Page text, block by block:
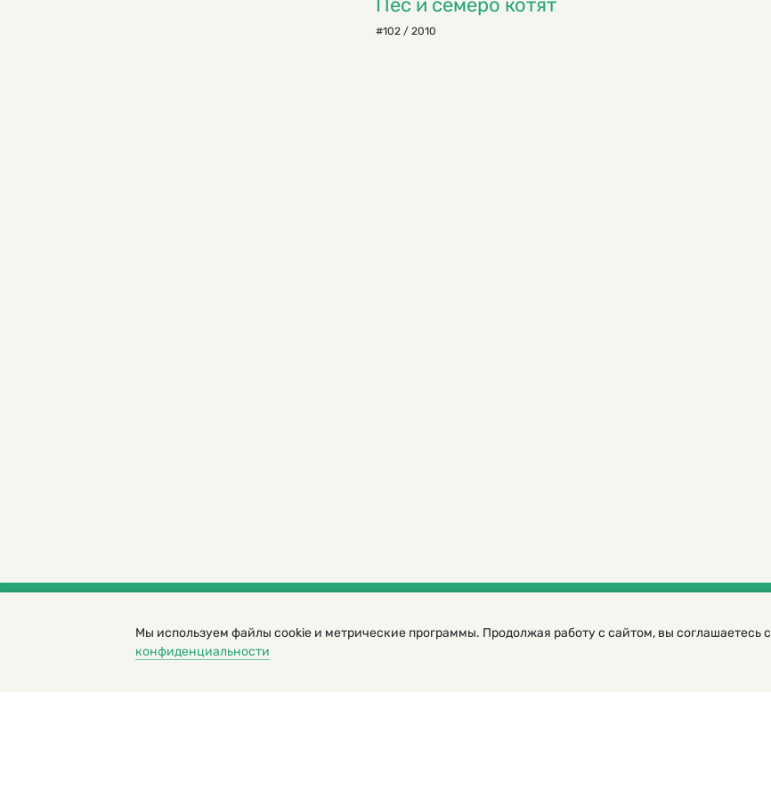
Пёс и семеро котят
#102 / 2010
© 2000 – 2026. Кукумбер. Литературный иллюстрированный журнал для детей
Копирование материалов возможно только с разрешения редакторов сайта
Мы используем файлы cookie и метрические программы. Продолжая работу с сайтом, вы соглашаетесь с
конфиденциальности